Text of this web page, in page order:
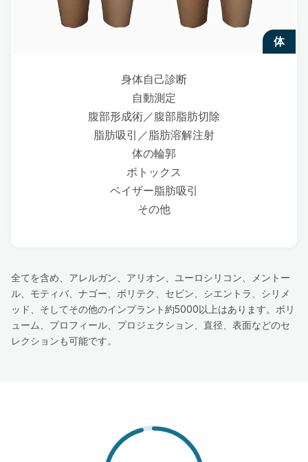
体
身体自己診断
自動測定
腹部形成術／腹部脂肪切除
脂肪吸引／脂肪溶解注射
体の輪郭
ボトックス
ベイザー脂肪吸引
その他
全てを含め、アレルガン、アリオン、ユーロシリコン、メントー
ル、モティバ、ナゴー、ポリテク、セビン、シエントラ、シリメ
ッド、そしてその他のインプラント約5000以上はあります。ボリ
ューム、プロフィール、プロジェクション、直径、表面などのセ
レクションも可能です。